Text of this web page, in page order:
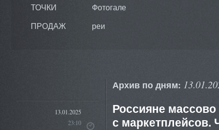
ТОЧКИ
ПРОДАЖ
Фотогале
реи
Архив по дням:
13.01.2025
23:10
Россияне
с